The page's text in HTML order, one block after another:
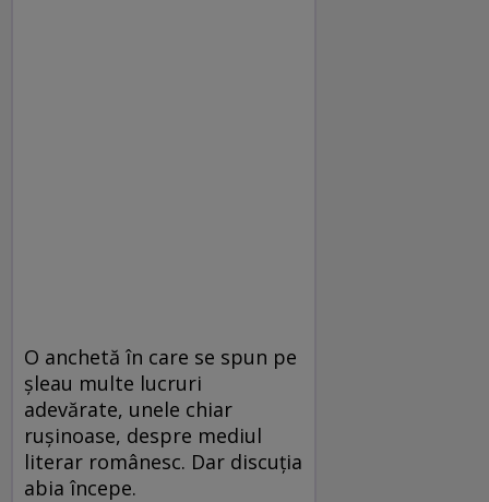
O anchetă în care se spun pe
şleau multe lucruri
adevărate, unele chiar
ruşinoase, despre mediul
literar românesc. Dar discuţia
abia începe.